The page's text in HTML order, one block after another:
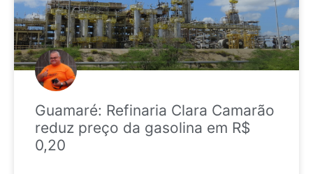
Guamaré: Refinaria Clara Camarão
reduz preço da gasolina em R$
0,20